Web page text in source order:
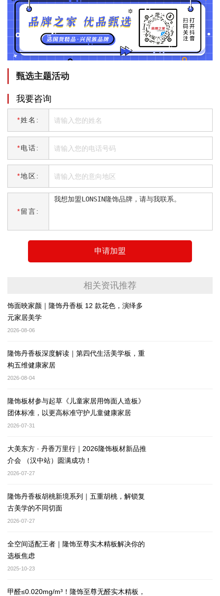
甄选主题活动
我要咨询
*姓名:
*电话:
*地区:
*留言:
申请加盟
相关资讯推荐
饰面映家颜｜隆饰丹香板 12 款花色，演绎多
元家居美学
2026-08-06
隆饰丹香板深度解读｜第四代生活美学板，重
构五维健康家居
2026-08-04
隆饰板材参与起草《儿童家居用饰面人造板》
团体标准，以更高标准守护儿童健康家居
2026-07-31
大美东方 · 丹香万里行｜2026隆饰板材新品推
介会 （汉中站）圆满成功！
2026-07-27
隆饰丹香板胡桃新境系列｜五重胡桃，解锁复
古美学的不同切面
2026-07-27
全空间适配王者｜隆饰至尊实木精板解决你的
选板焦虑
2025-10-23
甲醛≤0.020mg/m³！隆饰至尊无醛实木精板，